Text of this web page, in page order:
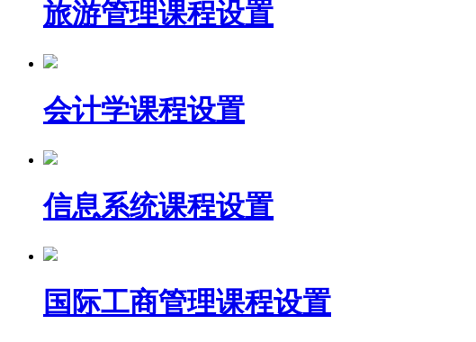
旅游管理课程设置
会计学课程设置
信息系统课程设置
国际工商管理课程设置